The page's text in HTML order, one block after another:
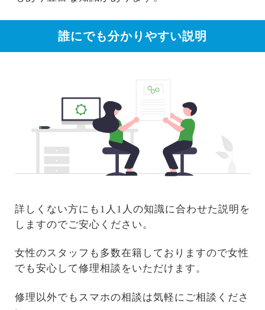
誰にでも分かりやすい説明
詳しくない方にも1人1人の知識に合わせた説明を
しますのでご安心ください。
女性のスタッフも多数在籍しておりますので女性
でも安心して修理相談をいただけます。
修理以外でもスマホの相談は気軽にご相談くださ